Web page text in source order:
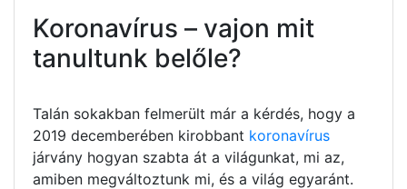
Koronavírus – vajon mit
tanultunk belőle?
Talán sokakban felmerült már a kérdés, hogy a
2019 decemberében kirobbant koronavírus
járvány hogyan szabta át a világunkat, mi az,
amiben megváltoztunk mi, és a világ egyaránt.